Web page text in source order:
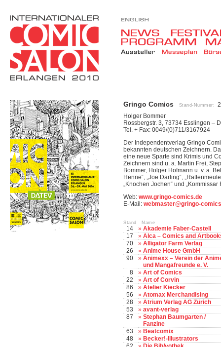
Gringo Comics Stand-Nummer:
Holger Bommer
Rossbergstr. 3, 73734 Esslingen –
Tel. + Fax: 0049/(0)711/3167924
Der Independentverlag Gringo
bekannten deutschen Zeichnern.
eine neue Sparte sind Krimis und
Zeichnern sind u. a. Martin Frei,
Bommer, Holger Hofmann u. v. a.
Henne“, „Joe Darling“,
„Knochen Jochen“ und „Kommissar
Web: www.gringo-comics.de
E-Mail: webmaster@gringo-
Stand Name
14 » Akademie Faber-Castell
17
» Alca – Comics and
70
» Alligator Farm Verlag
26
» Anime House GmbH
90
» Animexx – Verein der
und Mangafreunde e. V.
8
» Art of Comics
22
» Art of Corvin
86
» Atelier Kiecker
56
» Atomax Merchandising
28
» Atrium Verlag AG Zürich
53
» avant-verlag
87
» Stephan Baumgarten /
Fanzine
63
» Beatcomix
48
» Becker!-Illustrators